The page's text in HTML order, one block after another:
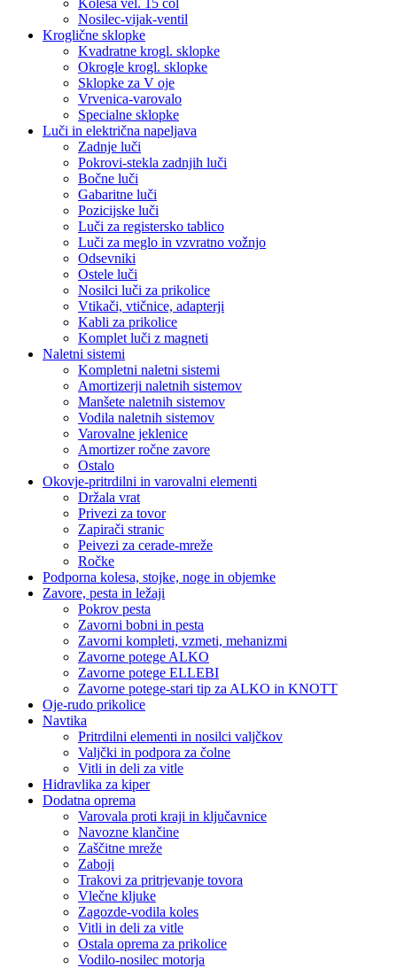
Nosilec-vijak-ventil
Kroglične sklopke
Kvadratne krogl. sklopke
Okrogle krogl. sklopke
Sklopke za V oje
Vrvenica-varovalo
Specialne sklopke
Luči in električna napeljava
Zadnje luči
Pokrovi-stekla zadnjih luči
Bočne luči
Gabaritne luči
Pozicijske luči
Luči za registersko tablico
Luči za meglo in vzvratno vožnjo
Odsevniki
Ostele luči
Nosilci luči za prikolice
Vtikači, vtičnice, adapterji
Kabli za prikolice
Komplet luči z magneti
Naletni sistemi
Kompletni naletni sistemi
Amortizerji naletnih sistemov
Manšete naletnih sistemov
Vodila naletnih sistemov
Varovalne jeklenice
Amortizer ročne zavore
Ostalo
Okovje-pritrdilni in varovalni elementi
Držala vrat
Privezi za tovor
Zapirači stranic
Peivezi za cerade-mreže
Ročke
Podporna kolesa, stojke, noge in objemke
Zavore, pesta in ležaji
Pokrov pesta
Zavorni bobni in pesta
Zavorni kompleti, vzmeti, mehanizmi
Zavorne potege ALKO
Zavorne potege ELLEBI
Zavorne potege-stari tip za ALKO in KNOTT
Oje-rudo prikolice
Navtika
Pritrdilni elementi in nosilci valjčkov
Valjčki in podpora za čolne
Vitli in deli za vitle
Hidravlika za kiper
Dodatna oprema
Varovala proti kraji in ključavnice
Navozne klančine
Zaščitne mreže
Zaboji
Trakovi za pritrjevanje tovora
Vlečne kljuke
Zagozde-vodila koles
Vitli in deli za vitle
Ostala oprema za prikolice
Vodilo-nosilec motorja